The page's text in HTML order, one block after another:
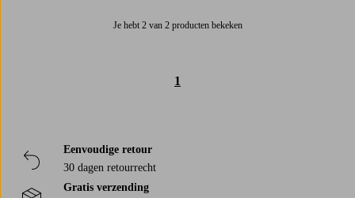
Je hebt 2 van 2 producten bekeken
1
Eenvoudige retour
30 dagen retourrecht
Gratis verzending